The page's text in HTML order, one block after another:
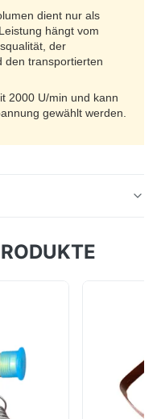
dient nur als
hängt vom
der
den transportierten
2000 U/min und kann
gewählt werden.
Verfügt über einen